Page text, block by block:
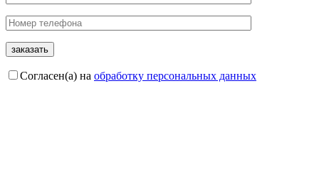
Согласен(а) на обработку персональных данных